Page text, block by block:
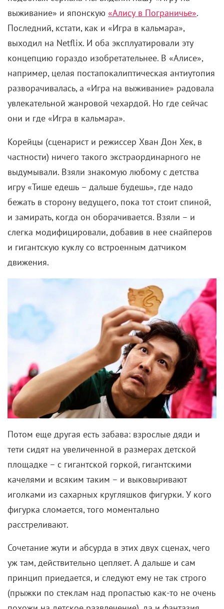
раньше. Стиль персонажей Дэвида Боуи, Катрин
Денев иСьюзан Сарандонв фильме«Голод»
Тони Скотта достоин постоянного цитирования.
Тильда Суинтон в «Выживут только любовники» (2013)
Белый и серый цвета – классика, которая требует
твистов, прямо как хороший фильм про вампиров.
Так что вместо однотонной рубашки и брюк стоит
выбрать необычный комплект с эффектом
металлик: вот что по-настоящему скрасит осень.
Тем более что светлые тона как нельзя лучше
контрастируют с опадающей листвой – осталось
только добавить прозрачную блузку и очки в
необычной оправе. Обувь и аксессуары могут
остаться черными.